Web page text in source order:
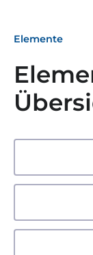
Elemente